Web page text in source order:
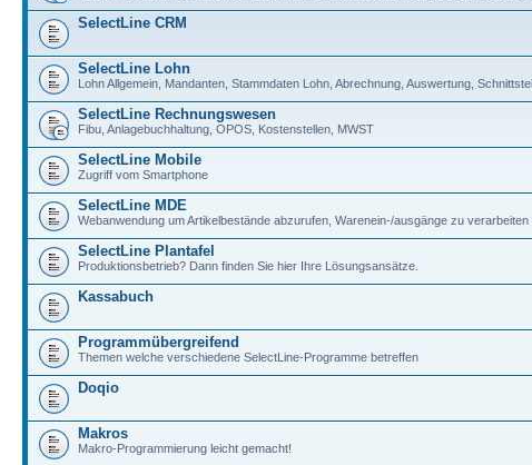
SelectLine CRM
SelectLine Lohn
Lohn Allgemein, Mandanten, Stammdaten Lohn, Abrechnung, Auswertung,
SelectLine Rechnungswesen
Fibu, Anlagebuchhaltung, OPOS, Kostenstellen, MWST
SelectLine Mobile
Zugriff vom Smartphone
SelectLine MDE
Webanwendung um Artikelbestände abzurufen, Warenein-/ausgänge zu
SelectLine Plantafel
Produktionsbetrieb? Dann finden Sie hier Ihre Lösungsansätze.
Kassabuch
Programmübergreifend
Themen welche verschiedene SelectLine-Programme betreffen
Doqio
Makros
Makro-Programmierung leicht gemacht!